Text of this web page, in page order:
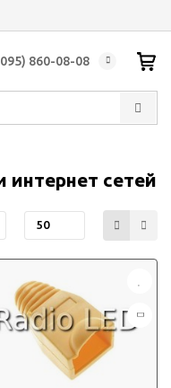
860-08-08
сетей